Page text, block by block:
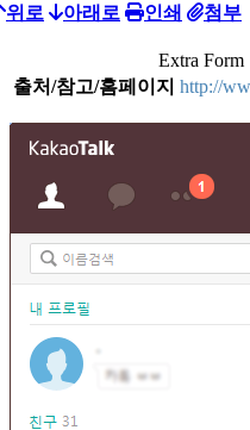
위로 아래로 인쇄 첨부
Extra Form
출처/참고/홈페이지 http://